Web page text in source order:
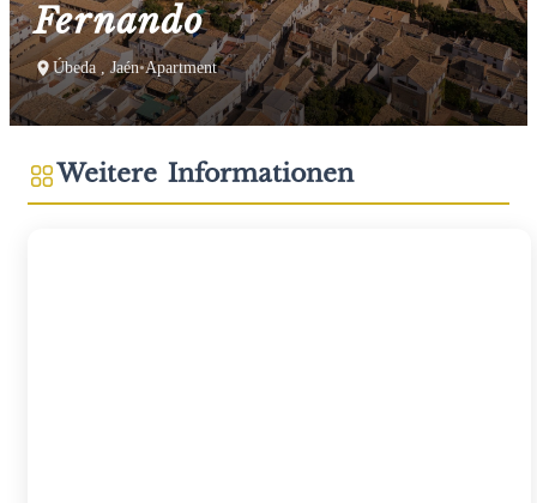
Fernando
Úbeda , Jaén•Apartment
Weitere Informationen